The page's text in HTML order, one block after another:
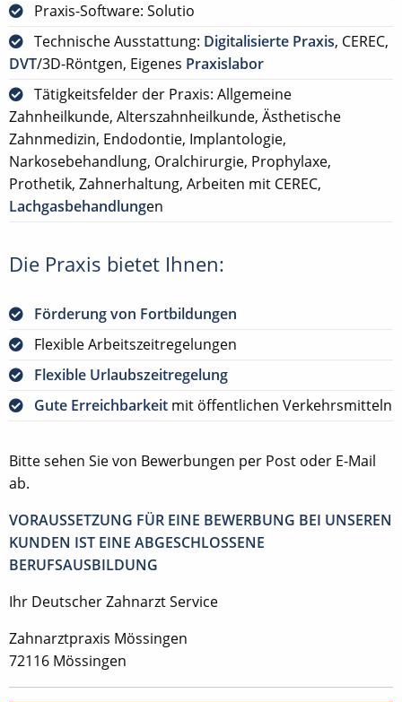
Praxis-Software: Solutio
Technische Ausstattung: Digitalisierte Praxis, CEREC,
DVT/3D-Röntgen, Eigenes Praxislabor
Tätigkeitsfelder der Praxis: Allgemeine
Zahnheilkunde, Alterszahnheilkunde, Ästhetische
Zahnmedizin, Endodontie, Implantologie,
Narkosebehandlung, Oralchirurgie, Prophylaxe,
Prothetik, Zahnerhaltung, Arbeiten mit CEREC,
Lachgasbehandlungen
Die Praxis bietet Ihnen:
Förderung von Fortbildungen
Flexible Arbeitszeitregelungen
Flexible Urlaubszeitregelung
Gute Erreichbarkeit mit öffentlichen Verkehrsmitteln
Bitte sehen Sie von Bewerbungen per Post oder E-Mail
ab.
VORAUSSETZUNG FÜR EINE BEWERBUNG BEI UNSEREN
KUNDEN IST EINE ABGESCHLOSSENE
BERUFSAUSBILDUNG
Ihr Deutscher Zahnarzt Service
Zahnarztpraxis Mössingen
72116 Mössingen